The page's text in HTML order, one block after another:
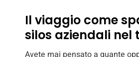
Il viaggio come
silos aziendali